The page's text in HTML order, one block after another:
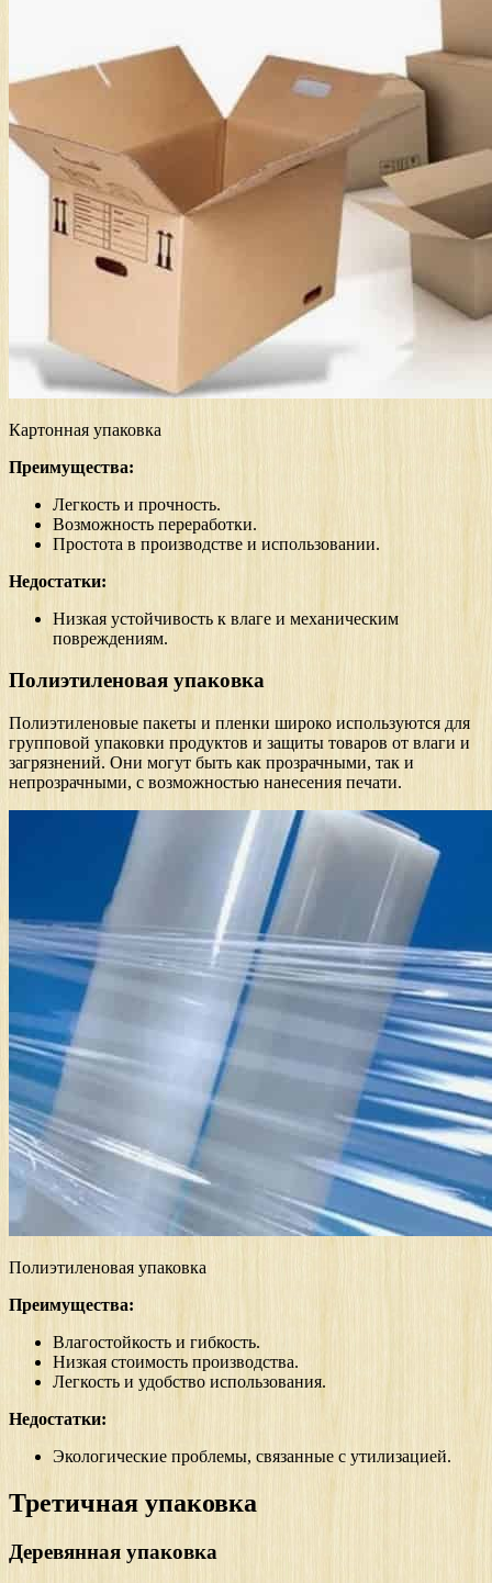
Картонная упаковка
Преимущества:
Легкость и прочность.
Возможность переработки.
Простота в производстве и использовании.
Недостатки:
Низкая устойчивость к влаге и механическим
повреждениям.
Полиэтиленовая упаковка
Полиэтиленовые пакеты и пленки широко используются для
групповой упаковки продуктов и защиты товаров от влаги и
загрязнений. Они могут быть как прозрачными, так и
непрозрачными, с возможностью нанесения печати.
Полиэтиленовая упаковка
Преимущества:
Влагостойкость и гибкость.
Низкая стоимость производства.
Легкость и удобство использования.
Недостатки:
Экологические проблемы, связанные с утилизацией.
Третичная упаковка
Деревянная упаковка